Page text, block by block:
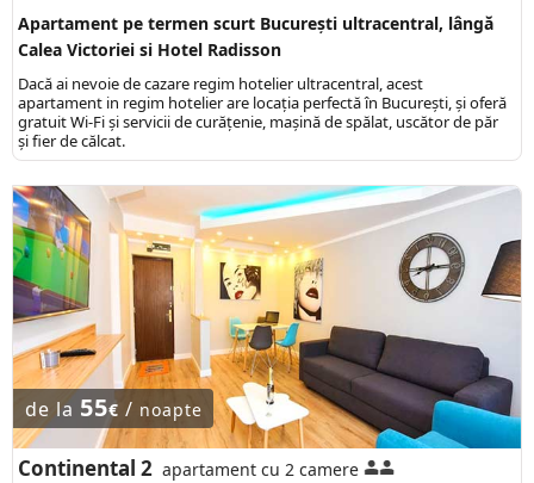
Apartament pe termen scurt București ultracentral, lângă
Calea Victoriei si Hotel Radisson
Dacă ai nevoie de cazare regim hotelier ultracentral, acest
apartament in regim hotelier are locaţia perfectă în Bucureşti, şi oferă
gratuit Wi-Fi şi servicii de curăţenie, mașină de spălat, uscător de păr
și fier de călcat.
de la 55€ / noapte
Continental 2 apartament cu 2 camere